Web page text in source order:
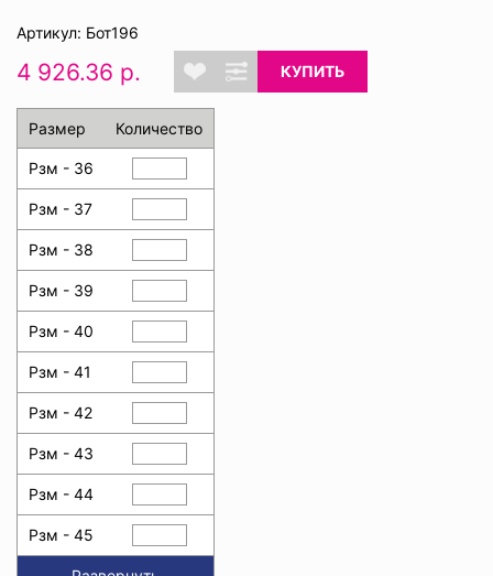
Артикул: Бот196
4 926.36 р. КУПИТЬ
Размер Количество
Рзм - 36
Рзм - 37
Рзм - 38
Рзм - 39
Рзм - 40
Рзм - 41
Рзм - 42
Рзм - 43
Рзм - 44
Рзм - 45